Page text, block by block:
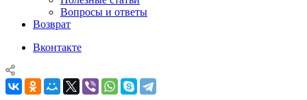
Вопросы и ответы
Возврат
Вконтакте